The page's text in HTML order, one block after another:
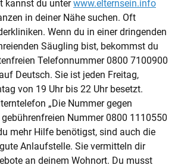
kannst du unterwww.elternsein.info
in deiner Nähe suchen. Oft
Wenn du in einer dringenden
Säugling bist, bekommst du
Telefonnummer 0800 7100900
Deutsch. Sie ist jeden Freitag,
von 19 Uhr bis 22 Uhr besetzt.
„Die Nummer gegen
gebührenfreien Nummer 0800 1110550
mehr Hilfe benötigst, sind auch die
Anlaufstelle. Sie vermitteln dir
an deinem Wohnort. Du musst